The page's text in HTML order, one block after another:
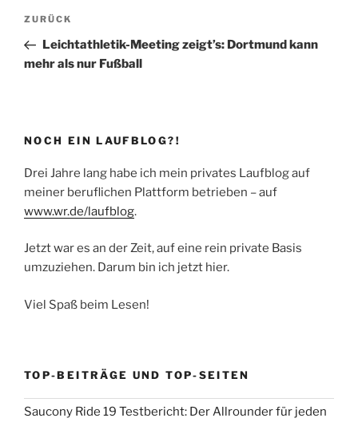
Beitragsnavigation
Vorheriger
Beitrag
ZURÜCK
Leichtathletik-Meeting zeigt’s: Dortmund kann
mehr als nur Fußball
NOCH EIN LAUFBLOG?!
Drei Jahre lang habe ich mein privates Laufblog auf
meiner beruflichen Plattform betrieben – auf
www.wr.de/laufblog.
Jetzt war es an der Zeit, auf eine rein private Basis
umzuziehen. Darum bin ich jetzt hier.
Viel Spaß beim Lesen!
TOP-BEITRÄGE UND TOP-SEITEN
Saucony Ride 19 Testbericht: Der Allrounder für jeden